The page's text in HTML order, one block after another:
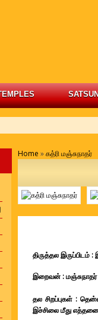
Home »கத்ரி மஞ்சுநாதர்
திருத்தல இருப்பிடம் :
இறைவன் :மஞ்சுநாதர்
தல சிறப்புகள் :
இச்சிலை மீது